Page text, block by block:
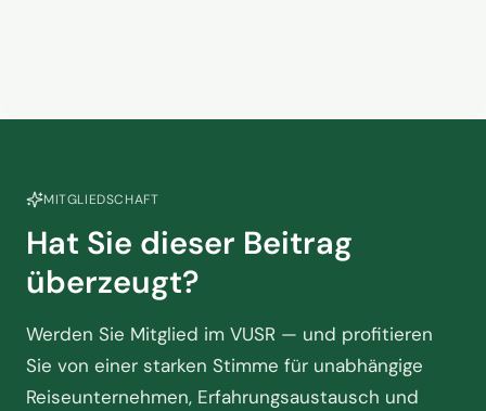
MITGLIEDSCHAFT
Hat Sie dieser Beitrag
überzeugt?
Werden Sie Mitglied im VUSR — und profitieren
Sie von einer starken Stimme für unabhängige
Reiseunternehmen, Erfahrungsaustausch und